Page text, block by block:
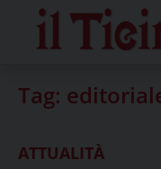
content
Tag:
ATTUALITÀ